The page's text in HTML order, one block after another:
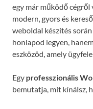
egy már működő cégről
modern, gyors és
weboldal készítés során
honlapod legyen,
eszközöd, amely
Egy professzionális
bemutatja, mit kínálsz,